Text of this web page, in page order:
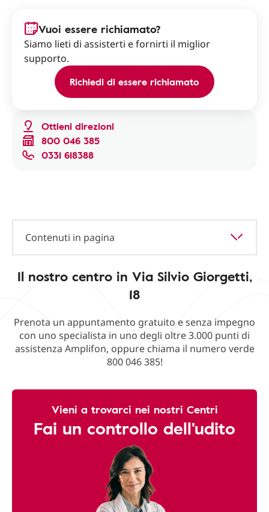
Ottieni direzioni
800 046 385
0331 618388
Vuoi essere richiamato?
Siamo lieti di assisterti e fornirti il miglior
supporto.
Richiedi di essere richiamato
Contenuti in pagina
Il nostro centro in Via Silvio Giorgetti,
18
Prenota un appuntamento gratuito e senza impegno
con uno specialista in uno degli oltre 3.000 punti di
assistenza Amplifon, oppure chiama il numero verde
800 046 385!
Vieni a trovarci nei nostri Centri
Fai un controllo dell'udito